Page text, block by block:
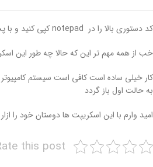
کد دستوری بالا را در notepad کپی کنید و با پسوند vbs ذخیره کنید
خب از همه مهم تر این که حالا چه طور این
به حالت اول باز گردد
امید وارم با این اسکریپت ها دوستان خود را
this post